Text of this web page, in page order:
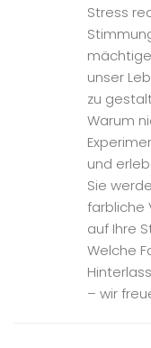
Stress
unser
zu
Warum
und
Sie
farbliche
auf Ihre
Welche
– wir